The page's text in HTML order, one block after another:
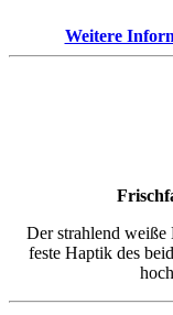
Weitere
Der strahlend
feste Haptik des